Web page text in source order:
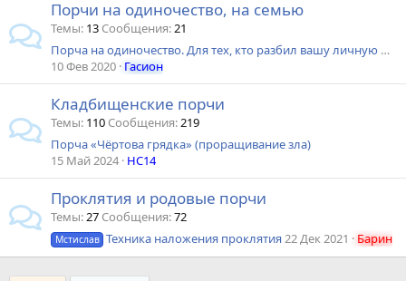
Порчи на одиночество, на семью
Темы 13 Сообщения 21
Порча на одиночество. Для тех, кто разбил вашу личную жизнь
10 Фев 2020 Гасион
Кладбищенские порчи
Темы 110 Сообщения 219
Порча «Чёртова грядка» (проращивание зла)
15 Май 2024 HC14
Проклятия и родовые порчи
Темы 27 Сообщения 72
Мстислав Техника наложения проклятия22 Дек 2021 Барин